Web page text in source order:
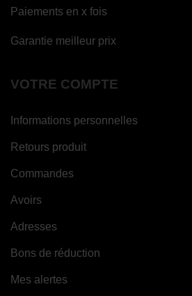
Paiements en x fois
Garantie meilleur prix
VOTRE COMPTE
Informations personnelles
Retours produit
Commandes
Avoirs
Adresses
Bons de réduction
Mes alertes